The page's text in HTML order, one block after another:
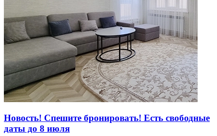
Новость! Спешите бронировать! Есть свободные
даты до 8 июля